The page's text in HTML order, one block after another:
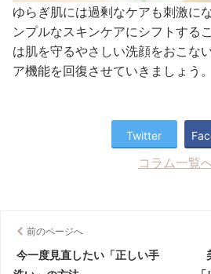
ゆらぎ肌には過剰なケアも刺激に
ンプルなスキンケアにシフトする
は肌を守るやさしい洗顔をおこな
ア機能を回復させていきましょう。
Twitter
コラム一覧
前のページへ
今一度見直したい「正しい手